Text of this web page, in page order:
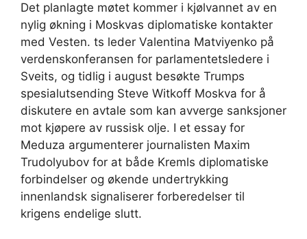
Det planlagte møtet kommer i kjølvannet av en
nylig økning i Moskvas diplomatiske kontakter
med Vesten. ts leder Valentina Matviyenko på
verdenskonferansen for parlamentetsledere i
Sveits, og tidlig i august besøkte Trumps
spesialutsending Steve Witkoff Moskva for å
diskutere en avtale som kan avverge sanksjoner
mot kjøpere av russisk olje. I et essay for
Meduza argumenterer journalisten Maxim
Trudolyubov for at både Kremls diplomatiske
forbindelser og økende undertrykking
innenlandsk signaliserer forberedelser til
krigens endelige slutt.